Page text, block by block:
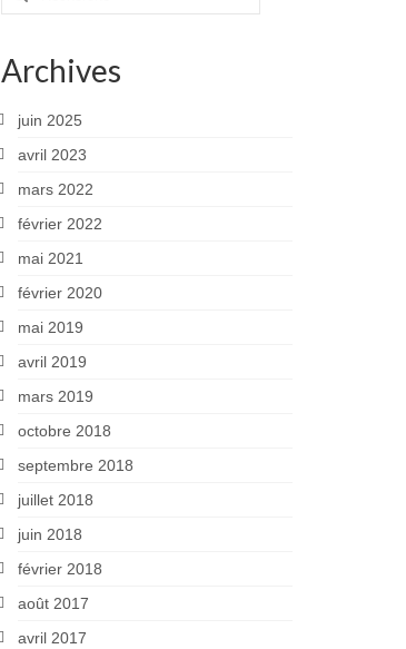
Archives
juin 2025
avril 2023
mars 2022
février 2022
mai 2021
février 2020
mai 2019
avril 2019
mars 2019
octobre 2018
septembre 2018
juillet 2018
juin 2018
février 2018
août 2017
avril 2017